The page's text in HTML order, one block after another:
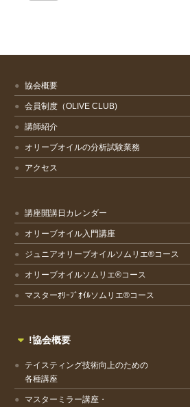
協会概要
会員制度（OLIVE CLUB)
講師紹介
オリーブオイルの分析試験業務
アクセス
講座開講日カレンダー
オリーブオイル入門講座
ジュニアオリーブオイルソムリエ®コース
オリーブオイルソムリエ®コース
マスターｵﾘｰﾌﾞｵｲﾙソムリエ®コース
!協会概要
テイスティング技術向上のための
各種講座
マスターミラー講座・